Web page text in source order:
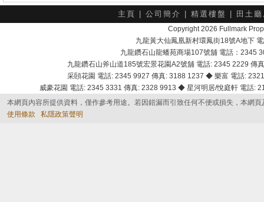
主頁 公司簡介 精選樓盤 田土
Copyright 2026 Fullmark
九龍黃大仙鳳凰新村環鳳街18號A地下
九龍鑽石山龍蟠苑商場107號舖 電話：2345
九龍鑽石山斧山道185號宏景花園A2號舖 電話: 2345 2229
采頣花園 電話: 2345 9927 傳真: 3188 1237 ◆ 樂富 電話:
威豪花園 電話: 2345 3331 傳真: 2328 9913 ◆ 星河明居/悅庭軒 電話
本網頁內容所提供資料，僅作參考用途。若因錯漏而引致任何不便或損失，本網
使用條款
私隱政策聲明